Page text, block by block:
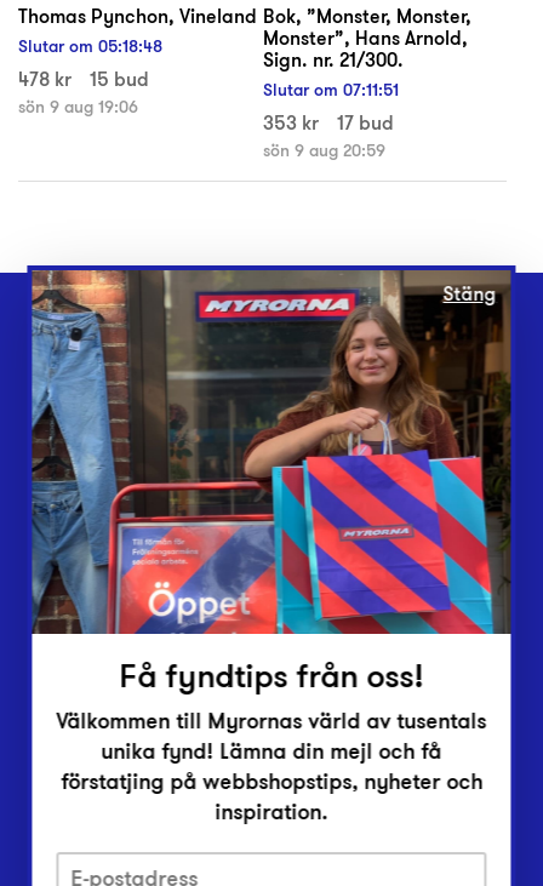
Thomas Pynchon, Vineland
Slutar om 05:18:48
478 kr 15 bud
sön 9 aug 19:06
Bok, ”Monster, Monster,
Monster”, Hans Arnold,
Sign. nr. 21/300.
Slutar om 07:11:51
353 kr 17 bud
sön 9 aug 20:59
Webbshop
Butiker
Lämna in
Vårt överskott
Inlämningsplatser
Om Myrorna
Lediga jobb
Pressrum
Integritetsskyddspolicy
Stäng
Få fyndtips från oss!
Välkommen till Myrornas värld av tusentals
unika fynd! Lämna din mejl och få
förstatjing på webbshopstips, nyheter och
inspiration.